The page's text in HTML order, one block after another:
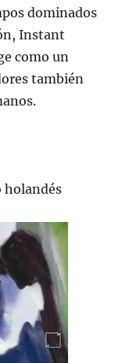
dominados
Instant
como un
también
holandés